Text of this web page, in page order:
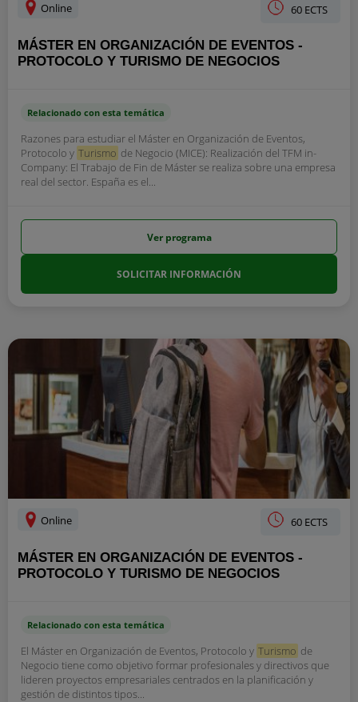
Online 60 ECTS
MÁSTER EN ORGANIZACIÓN DE EVENTOS -
PROTOCOLO Y TURISMO DE NEGOCIOS
Relacionado con esta temática
Razones para estudiar el Máster en Organización de Eventos,
Protocolo y Turismo de Negocio (MICE): Realización del TFM in-
Company: El Trabajo de Fin de Máster se realiza sobre una empresa
real del sector. España es el...
Ver programa
SOLICITAR INFORMACIÓN
Online 60 ECTS
MÁSTER EN ORGANIZACIÓN DE EVENTOS -
PROTOCOLO Y TURISMO DE NEGOCIOS
Relacionado con esta temática
El Máster en Organización de Eventos, Protocolo y Turismo de
Negocio tiene como objetivo formar profesionales y directivos que
lideren proyectos empresariales centrados en la planificación y
gestión de distintos tipos...